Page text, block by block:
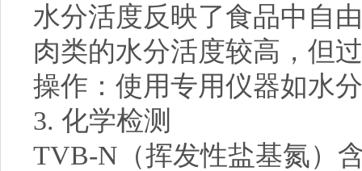
水分活度反映了食品中自
肉类的水分活度较高，但
操作：使用专用仪器如水
3. 化学检测
TVB-N（挥发性盐基氮）